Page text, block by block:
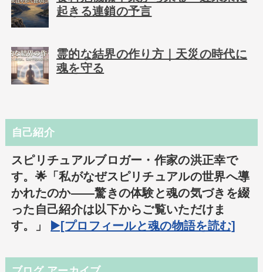
起きる連鎖の予言
霊的な結界の作り方｜天災の時代に
魂を守る
自己紹介
スピリチュアルブロガー・作家の洪正幸で
す。🌟「私がなぜスピリチュアルの世界へ導
かれたのか――驚きの体験と魂の気づきを綴
った自己紹介は以下からご覧いただけま
す。」
▶️[プロフィールと魂の物語を読む]